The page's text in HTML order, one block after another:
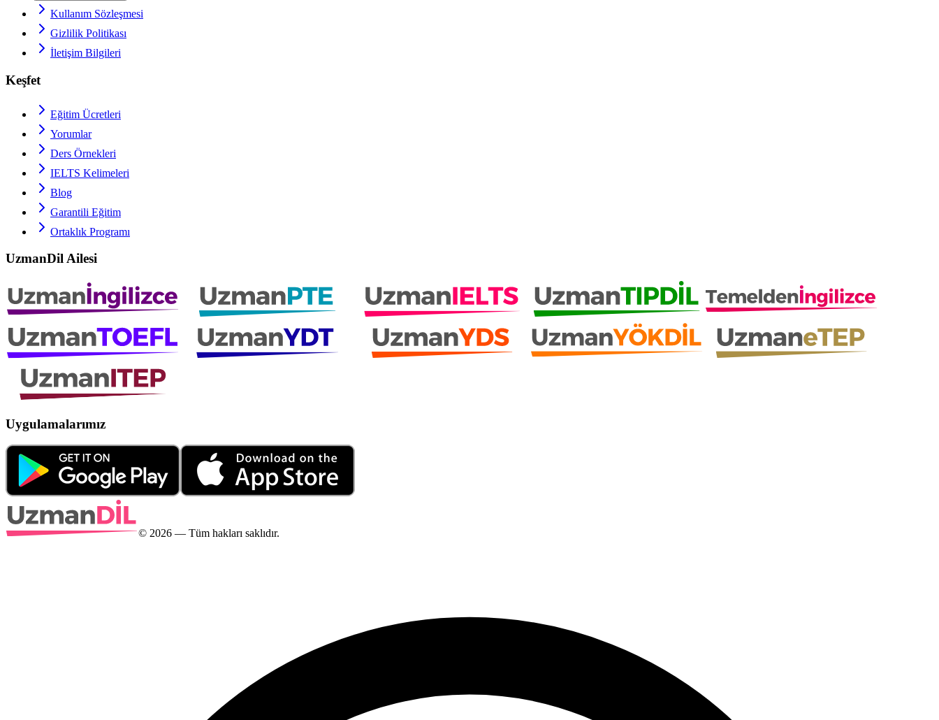
Kullanım Sözleşmesi
Gizlilik Politikası
İletişim Bilgileri
Keşfet
Eğitim Ücretleri
Yorumlar
Ders Örnekleri
IELTS Kelimeleri
Blog
Garantili Eğitim
Ortaklık Programı
UzmanDil Ailesi
Uygulamalarımız
© 2026 — Tüm hakları saklıdır.